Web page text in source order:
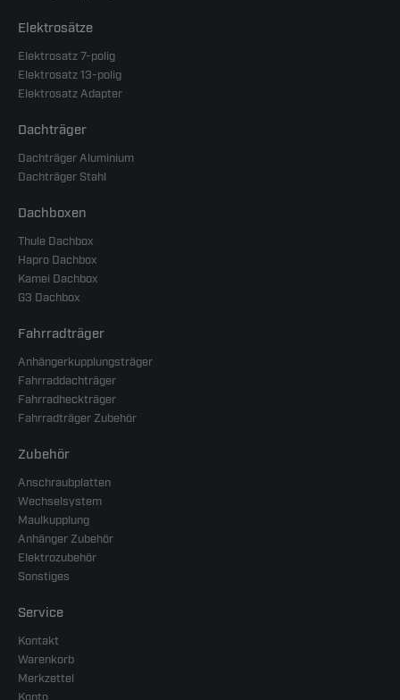
Elektrosätze
Elektrosatz 7-polig
Elektrosatz 13-polig
Elektrosatz Adapter
Dachträger
Dachträger Aluminium
Dachträger Stahl
Dachboxen
Thule Dachbox
Hapro Dachbox
Kamei Dachbox
G3 Dachbox
Fahrradträger
Anhängerkupplungsträger
Fahrraddachträger
Fahrradheckträger
Fahrradträger Zubehör
Zubehör
Anschraubplatten
Wechselsystem
Maulkupplung
Anhänger Zubehör
Elektrozubehör
Sonstiges
Service
Kontakt
Warenkorb
Merkzettel